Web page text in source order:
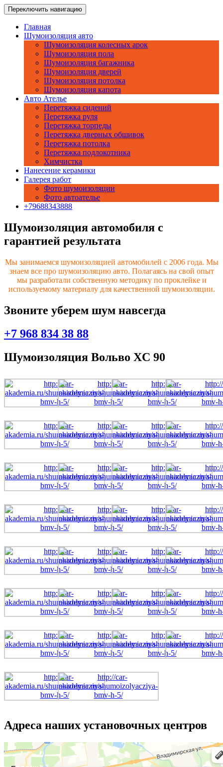
Перейти
к
содержимому
www.car-akademia.ru
Тюнинг Ателье автомобилей
Переключить навигацию
Главная
Шумоизоляция авто
Шумоизоляция колесных арок
Шумоизоляция пола
Шумоизоляция багажника
Шумоизоляция дверей
Шумоизоляция потолка
Шумоизоляция капота
Авто Ателье
Перетяжка сидений
Перетяжка руля
Перетяжка торпеды
Перетяжка дверных обшивок
Перетяжка потолка
Перетяжка подлокотника
Химчистка
Нанесение керамики
Галерея работ
Фото шумоизоляции
Фото автоателье
+79688343888
Шумоизоляция автомобиля с
гарантией результата
Мы занимаемся шумоизоляцией автомобилей с 2006 года. Мы
знаем все про шумоизоляцию авто. Полагаясь на свой опыт
мы разработали собственную методику по проклейке и
используемому материалу для качественной шумоизоляции.
Звоните уберем шум навсегда
+7 968 834 38 88
Шумоизоляция Вольво XC 90
Адреса наших установочных центров